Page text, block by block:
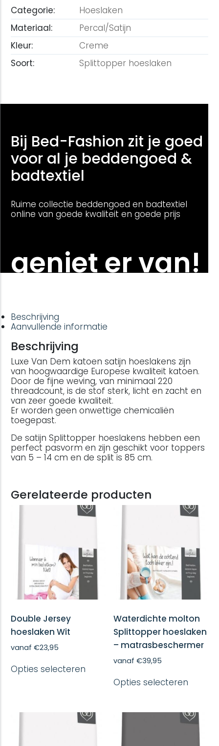
Categorie:
Hoeslaken
Materiaal:
Percal/Satijn
Kleur:
Creme
Soort:
Splittopper hoeslaken
Bij Bed-Fashion zit je goed
voor al je beddengoed &
badtextiel
Ruime collectie beddengoed en badtextiel
online van goede kwaliteit en goede prijs
geniet er van!
Beschrijving
Aanvullende informatie
Beschrijving
Luxe Van Dem katoen satijn hoeslakens zijn
van hoogwaardige Europese kwaliteit katoen.
Door de fijne weving, van minimaal 220
threadcount, is de stof sterk, licht en zacht en
van zeer goede kwaliteit.
Er worden geen onwettige chemicaliën
toegepast.
De satijn Splittopper hoeslakens hebben een
perfect pasvorm en zijn geschikt voor toppers
van 5 – 14 cm en de split is 85 cm.
Gerelateerde producten
Double Jersey
hoeslaken Wit
vanaf€23,95
Opties selecteren
meerdere
Deze
optie
Waterdichte molton
Splittopper hoeslaken
– matrasbeschermer
vanaf€39,95
Opties selecteren
Deze
optie
kan